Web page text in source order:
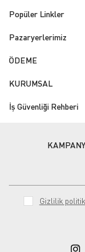
Popüler Linkler
Pazaryerlerimiz
ÖDEME
KURUMSAL
İş Güvenliği Rehberi
Gizlilik